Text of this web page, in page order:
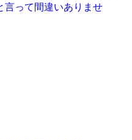
言って間違いありませ